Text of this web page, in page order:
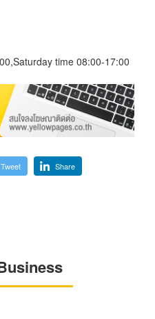
time 08:00-17:00
Tweet Share